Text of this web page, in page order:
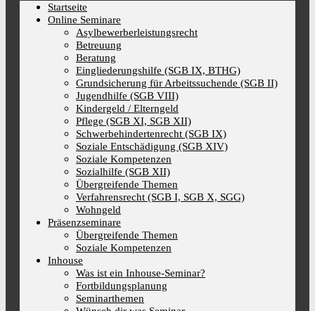
Startseite
Online Seminare
Asylbewerberleistungsrecht
Betreuung
Beratung
Eingliederungshilfe (SGB IX, BTHG)
Grundsicherung für Arbeitssuchende (SGB II)
Jugendhilfe (SGB VIII)
Kindergeld / Elterngeld
Pflege (SGB XI, SGB XII)
Schwerbehindertenrecht (SGB IX)
Soziale Entschädigung (SGB XIV)
Soziale Kompetenzen
Sozialhilfe (SGB XII)
Übergreifende Themen
Verfahrensrecht (SGB I, SGB X, SGG)
Wohngeld
Präsenzseminare
Übergreifende Themen
Soziale Kompetenzen
Inhouse
Was ist ein Inhouse-Seminar?
Fortbildungsplanung
Seminarthemen